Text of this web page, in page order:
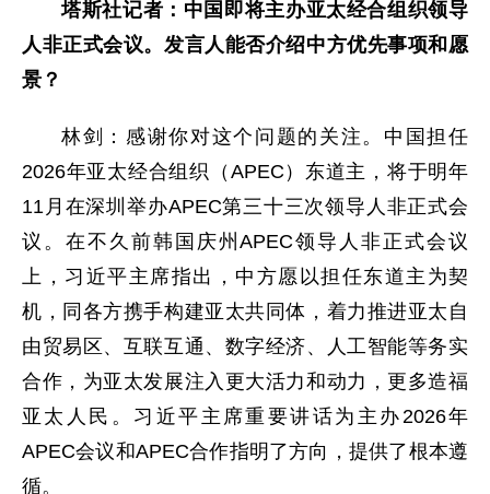
塔斯社记者：中国即将主办亚太经合组织领导
人非正式会议。发言人能否介绍中方优先事项和愿
景？
林剑：感谢你对这个问题的关注。中国担任
2026年亚太经合组织（APEC）东道主，将于明年
11月在深圳举办APEC第三十三次领导人非正式会
议。在不久前韩国庆州APEC领导人非正式会议
上，习近平主席指出，中方愿以担任东道主为契
机，同各方携手构建亚太共同体，着力推进亚太自
由贸易区、互联互通、数字经济、人工智能等务实
合作，为亚太发展注入更大活力和动力，更多造福
亚太人民。习近平主席重要讲话为主办2026年
APEC会议和APEC合作指明了方向，提供了根本遵
循。